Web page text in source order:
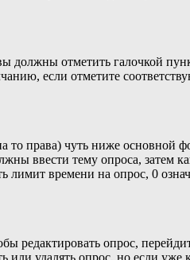
должны отметить галочкой
если отметите
то права) чуть ниже
ввести тему опроса, затем
лимит времени на опрос, 0
редактировать опрос,
или удалять опрос, но если